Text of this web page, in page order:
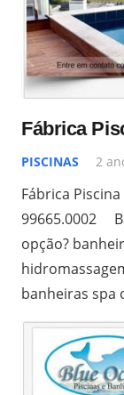
Fábrica
PISCINAS 2
Fábrica
99665.0002
opção?
banheiras spa